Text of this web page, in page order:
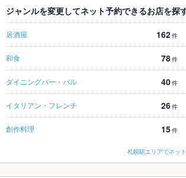
ジャンルを変更してネット予約できるお店を探
居酒屋 162件
和食 78件
ダイニングバー・バル 40件
イタリアン・フレンチ 26件
創作料理 15件
札幌駅エリアでネッ